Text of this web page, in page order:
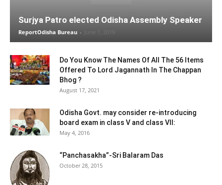
Surjya Patro elected Odisha Assembly Speaker
ReportOdisha Bureau - June 1, 2019
Do You Know The Names Of All The 56 Items
Offered To Lord Jagannath In The Chappan
Bhog ?
August 17, 2021
Odisha Govt. may consider re-introducing
board exam in class V and class VII:
May 4, 2016
“Panchasakha”-Sri Balaram Das
October 28, 2015